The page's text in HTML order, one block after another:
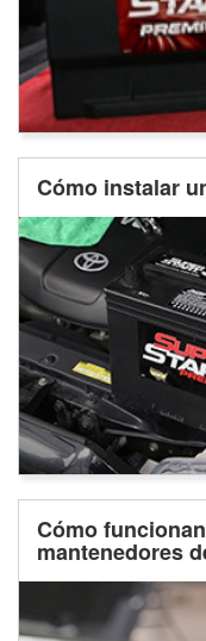
Cómo instalar
Cómo
mantenedores